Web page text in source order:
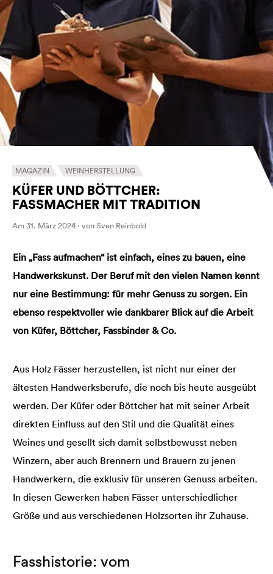
MAGAZIN WEINHERSTELLUNG
KÜFER UND BÖTTCHER:
FASSMACHER MIT TRADITION
Am 31. März 2024 · von Sven Reinbold
Ein „Fass aufmachen“ ist einfach, eines zu bauen, eine
Handwerkskunst. Der Beruf mit den vielen Namen kennt
nur eine Bestimmung: für mehr Genuss zu sorgen. Ein
ebenso respektvoller wie dankbarer Blick auf die Arbeit
von Küfer, Böttcher, Fassbinder & Co.
Aus Holz Fässer herzustellen, ist nicht nur einer der
ältesten Handwerksberufe, die noch bis heute ausgeübt
werden. Der Küfer oder Böttcher hat mit seiner Arbeit
direkten Einfluss auf den Stil und die Qualität eines
Weines und gesellt sich damit selbstbewusst neben
Winzern, aber auch Brennern und Brauern zu jenen
Handwerkern, die exklusiv für unseren Genuss arbeiten.
In diesen Gewerken haben Fässer unterschiedlicher
Größe und aus verschiedenen Holzsorten ihr Zuhause.
Fasshistorie: vom